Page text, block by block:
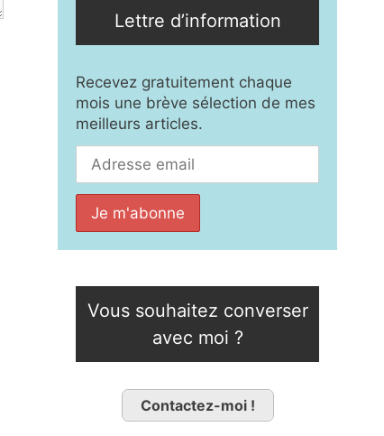
Lettre d’information
Recevez gratuitement chaque
mois une brève sélection de mes
meilleurs articles.
Vous souhaitez converser
avec moi ?
Contactez-moi !